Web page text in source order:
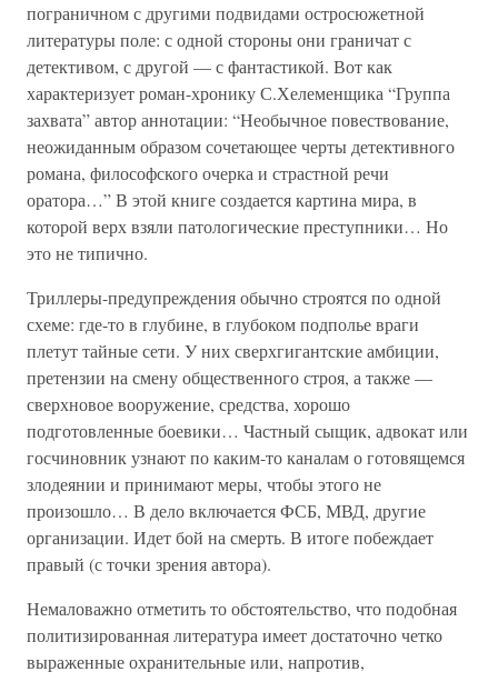
пограничном с другими подвидами остросюжетной
литературы поле: с одной стороны они граничат с
детективом, с другой — с фантастикой. Вот как
характеризует роман-хронику С.Хелеменщика “Группа
захвата” автор аннотации: “Необычное повествование,
неожиданным образом сочетающее черты детективного
романа, философского очерка и страстной речи
оратора…” В этой книге создается картина мира, в
которой верх взяли патологические преступники… Но
это не типично.
Триллеры-предупреждения обычно строятся по одной
схеме: где-то в глубине, в глубоком подполье враги
плетут тайные сети. У них сверхгигантские амбиции,
претензии на смену общественного строя, а также —
сверхновое вооружение, средства, хорошо
подготовленные боевики… Частный сыщик, адвокат или
госчиновник узнают по каким-то каналам о готовящемся
злодеянии и принимают меры, чтобы этого не
произошло… В дело включается ФСБ, МВД, другие
организации. Идет бой на смерть. В итоге побеждает
правый (с точки зрения автора).
Немаловажно отметить то обстоятельство, что подобная
политизированная литература имеет достаточно четко
выраженные охранительные или, напротив,